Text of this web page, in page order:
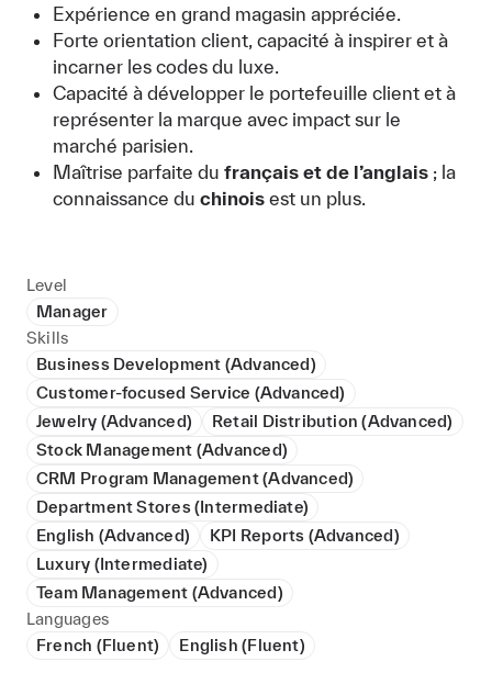
Expérience en grand magasin appréciée.
Forte orientation client, capacité à inspirer et à
incarner les codes du luxe.
Capacité à développer le portefeuille client et à
représenter la marque avec impact sur le
marché parisien.
Maîtrise parfaite du français et de l’anglais ; la
connaissance du chinois est un plus.
Level
Manager
Skills
Business Development (Advanced)
Customer-focused Service (Advanced)
Jewelry (Advanced)
Retail Distribution (Advanced)
Stock Management (Advanced)
CRM Program Management (Advanced)
Department Stores (Intermediate)
English (Advanced)
KPI Reports (Advanced)
Luxury (Intermediate)
Team Management (Advanced)
Languages
French (Fluent)
English (Fluent)